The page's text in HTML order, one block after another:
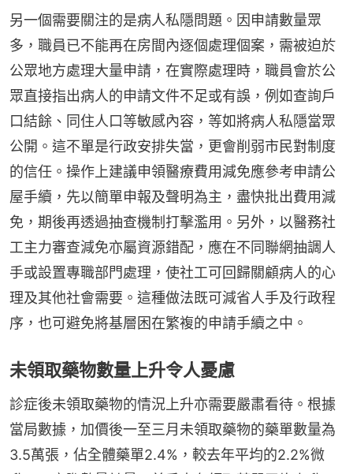
另一個需要關注的是病人私隱問題。因申請數量眾
多，職員已不能再在房間內逐個處理個案，需被迫於
公眾地方處理大量申請，在實際處理時，職員會於公
眾直接指出病人的申請文件不足或有誤，例如查詢戶
口結餘、同住人口等敏感內容，等如將病人私隱當眾
公開。這不單是行政安排失當，更會削弱市民對制度
的信任。操作上建議申領醫療費用減免應參考申請公
屋手續，先以簡單申報及聲明為主，盡快批出費用減
免，期後再透過抽查機制打擊濫用。另外，以醫務社
工主力審查減免亦屬資源錯配，應在不同聯網抽調人
手或設置專職部門處理，使社工可回歸關顧病人的心
理及其他社會需要。這種做法既可減省人手及行政程
序，也可避免將基層困在繁複的申請手續之中。
未領取藥物數量上升令人憂慮
診症後未領取藥物的情況上升亦需要嚴肅看待。根據
當局數據，加價後一至三月未領取藥物的藥單數量為
3.5萬張，佔全體藥單2.4%，較去年平均的2.2%微